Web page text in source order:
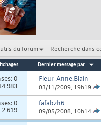
du forum Recherche dans
Dernier message par
0
983
Fleur-Anne.Blain
03/11/2009, 19h19
0
619
fafabzh6
09/05/2008, 10h14